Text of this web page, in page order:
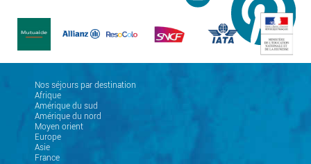
Nos séjours par destination
Afrique
Amérique du sud
Amérique du nord
Moyen orient
Europe
Asie
France